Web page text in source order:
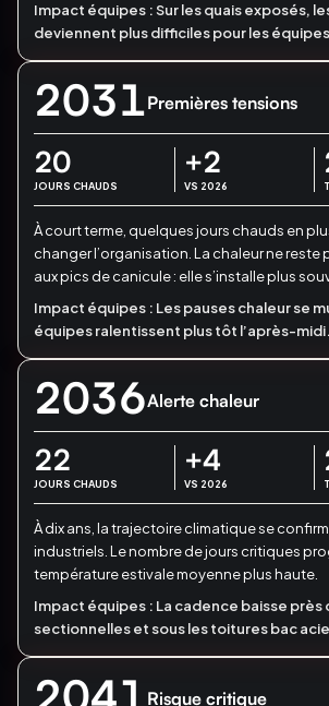
Impact équipes :Sur les quais exposés,
deviennent plus difficiles pour les
2031Premières tensions
20
JOURS CHAUDS
+2
VS 2026
À court terme, quelques jours chauds en
changer l’organisation. La chaleur ne reste
aux pics de canicule : elle s’installe plus
Impact équipes : Les pauses chaleur se
équipes ralentissent plus tôt l’après-midi.
2036Alerte chaleur
22
JOURS CHAUDS
+4
VS 2026
À dix ans, la trajectoire climatique se
industriels. Le nombre de jours critiques
température estivale moyenne plus haute.
Impact équipes : La cadence baisse près
sectionnelles et sous les toitures bac
2041 Risque critique